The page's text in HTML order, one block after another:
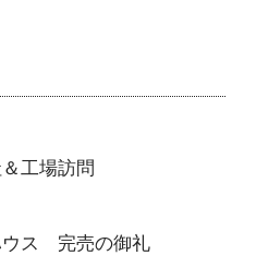
工場訪問
ウス 完売の御礼